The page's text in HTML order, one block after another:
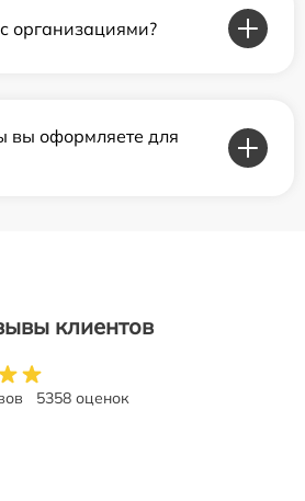
организациями?
вы оформляете для
клиентов
5358 оценок